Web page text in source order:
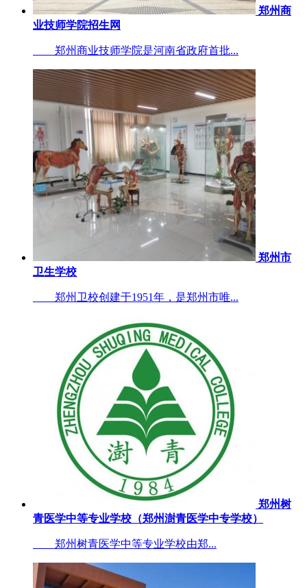
郑州商
业技师学院招生网
郑州商业技师学院是河南省政府首批...
郑州市
卫生学校
郑州卫校创建于1951年，是郑州市唯...
郑州树
青医学中等专业学校（郑州澍青医学中专学校）
郑州树青医学中等专业学校由郑...